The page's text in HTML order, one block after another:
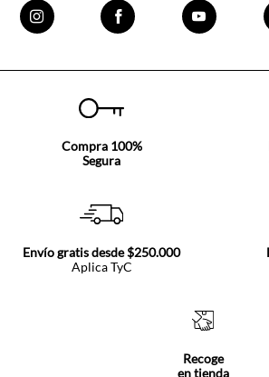
Compra 100%
Segura
Envío gratis desde $250.000
Aplica TyC
Recoge
en tienda